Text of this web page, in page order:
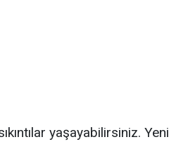
yaşayabilirsiniz. Yeni